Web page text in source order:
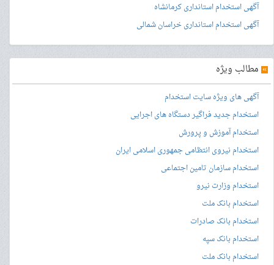
آگهی استخدام استانداری کرمانشاه
آگهی استخدام استانداری خراسان شمالی
» مطالب ویژه
آگهی های ویژه سایت استخدام
استخدام جدید فراگیر دستگاه های اجرایی
استخدام آموزش و پرورش
استخدام نیروی انتظامی جمهوری اسلامی ایران
استخدام سازمان تامین اجتماعی
استخدام وزارت نیرو
استخدام بانک ملت
استخدام بانک صادرات
استخدام بانک سپه
استخدام بانک ملت